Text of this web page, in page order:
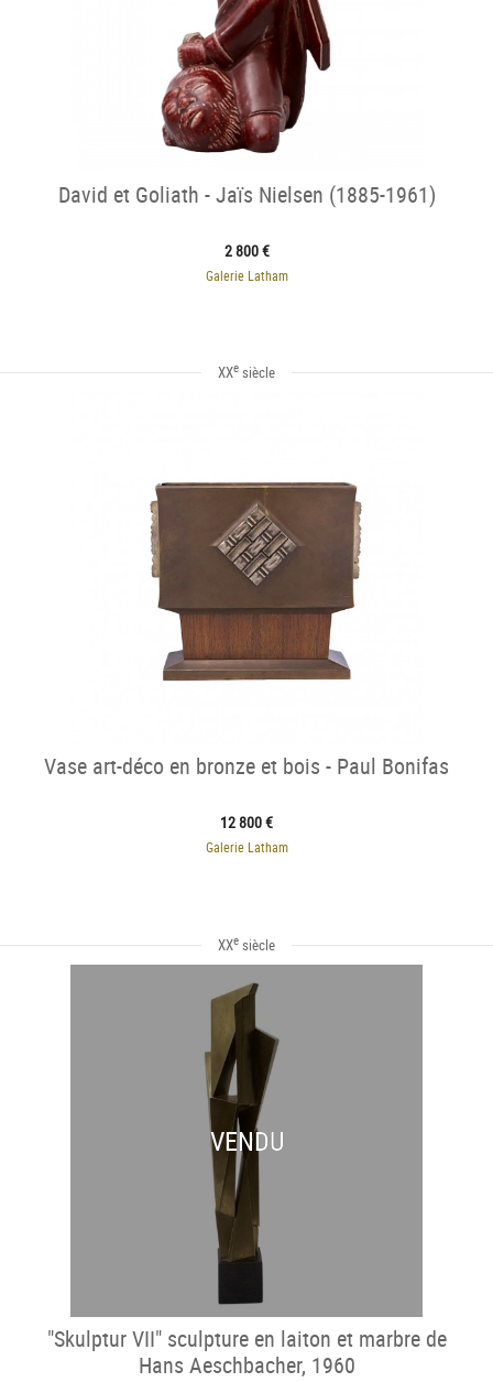
David et Goliath - Jaïs Nielsen (1885-1961)
2 800 €
Galerie Latham
XXe siècle
Vase art-déco en bronze et bois - Paul Bonifas
12 800 €
Galerie Latham
XXe siècle
VENDU
"Skulptur VII" sculpture en laiton et marbre de
Hans Aeschbacher, 1960